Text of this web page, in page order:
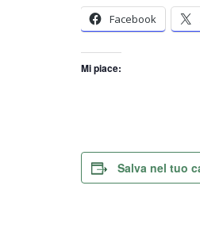
Facebook
Mi piace:
Salva nel tuo